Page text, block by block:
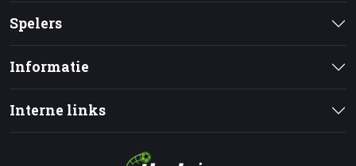
Spelers
Informatie
Interne links